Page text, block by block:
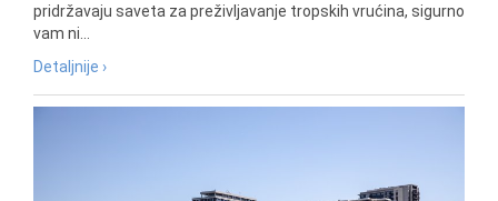
pridržavaju saveta za preživljavanje tropskih vrućina, sigurno
vam ni...
Detaljnije ›